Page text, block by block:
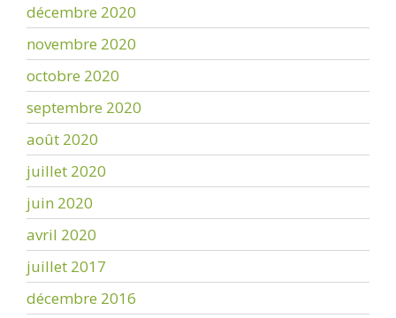
décembre 2020
novembre 2020
octobre 2020
septembre 2020
août 2020
juillet 2020
juin 2020
avril 2020
juillet 2017
décembre 2016